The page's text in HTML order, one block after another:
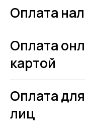
Оплата
Оплата
картой
Оплата
лиц